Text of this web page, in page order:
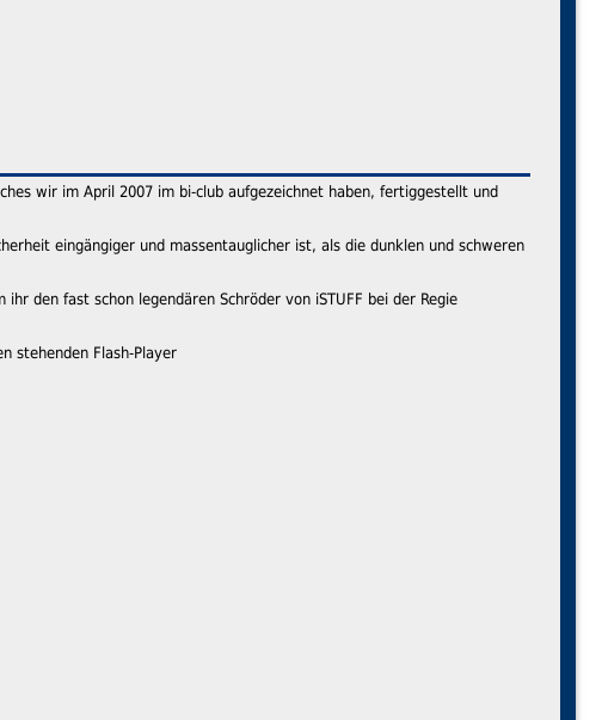
wir im April 2007 im bi-club aufgezeichnet haben, fertiggestellt und
eingängiger und massentauglicher ist, als die dunklen und schweren
den fast schon legendären Schröder von iSTUFF bei der Regie
stehenden Flash-Player